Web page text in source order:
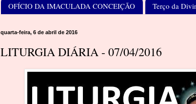
OFÍCIO DA IMACULADA CONCEIÇÃO
Terço da
quarta-feira, 6 de abril de 2016
LITURGIA DIÁRIA - 07/04/2016